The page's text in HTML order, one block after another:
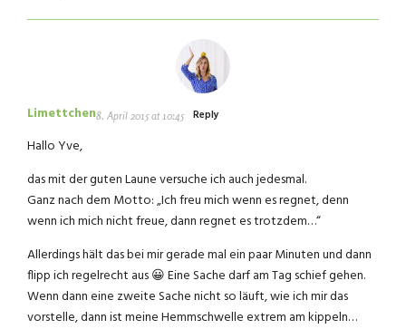
Limettchen8. April 2015 at 10:45 Reply
Hallo Yve,
das mit der guten Laune versuche ich auch jedesmal.
Ganz nach dem Motto: „Ich freu mich wenn es regnet, denn
wenn ich mich nicht freue, dann regnet es trotzdem…“
Allerdings hält das bei mir gerade mal ein paar Minuten und dann
flipp ich regelrecht aus 😀 Eine Sache darf am Tag schief gehen.
Wenn dann eine zweite Sache nicht so läuft, wie ich mir das
vorstelle, dann ist meine Hemmschwelle extrem am kippeln…